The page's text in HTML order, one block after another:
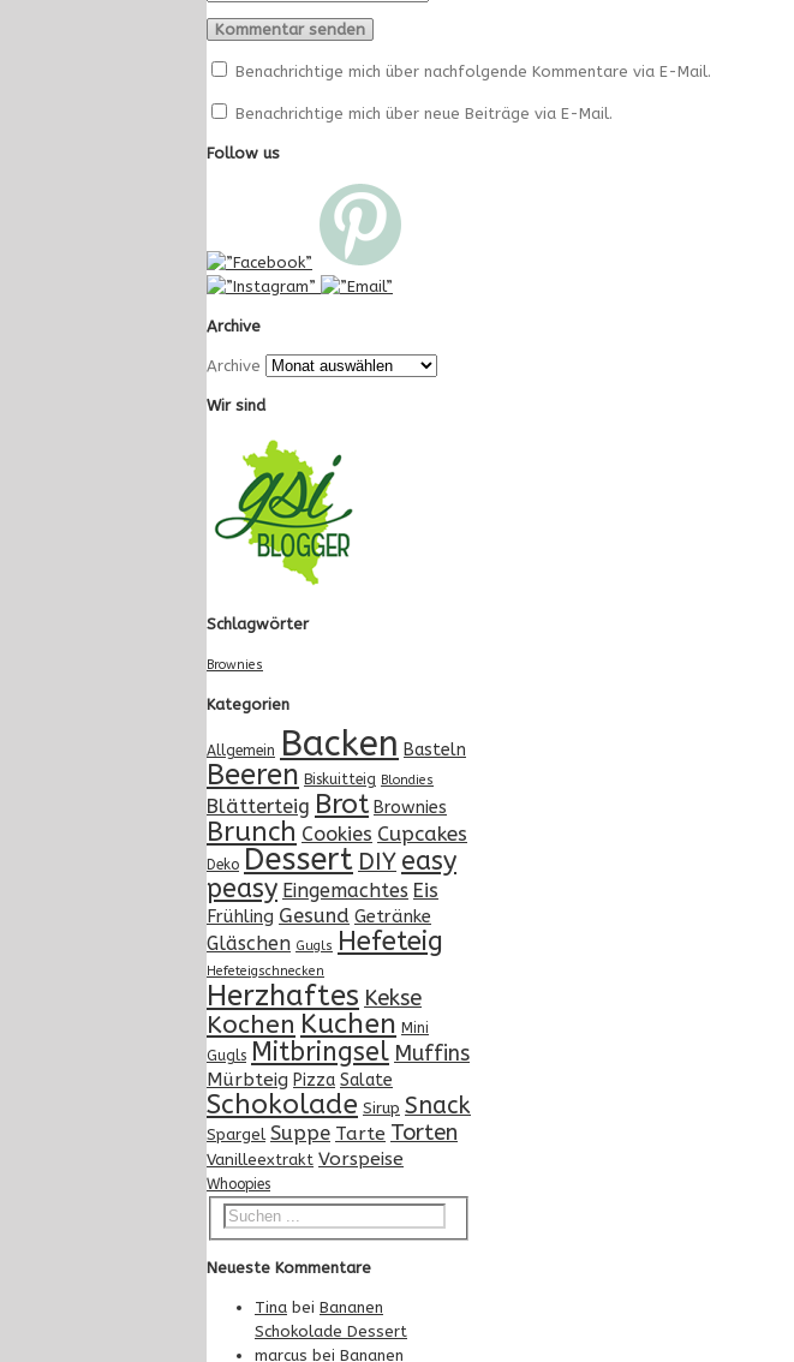
Benachrichtige mich über nachfolgende Kommentare via E-Mail.
Benachrichtige mich über neue Beiträge via E-Mail.
Follow us
Archive
Archive
Wir sind
Schlagwörter
Brownies
Kategorien
Allgemein Backen Basteln
Beeren Biskuitteig Blondies
Blätterteig Brot Brownies
Brunch Cookies Cupcakes
Deko Dessert DIY easy
peasy Eingemachtes Eis
Frühling Gesund Getränke
Gläschen Gugls Hefeteig
Hefeteigschnecken
Herzhaftes Kekse
Kochen Kuchen Mini
Gugls Mitbringsel Muffins
Mürbteig Pizza Salate
Schokolade Sirup Snack
Spargel Suppe Tarte Torten
Vanilleextrakt Vorspeise
Whoopies
Neueste Kommentare
Tina bei Bananen
Schokolade Dessert
marcus bei Bananen